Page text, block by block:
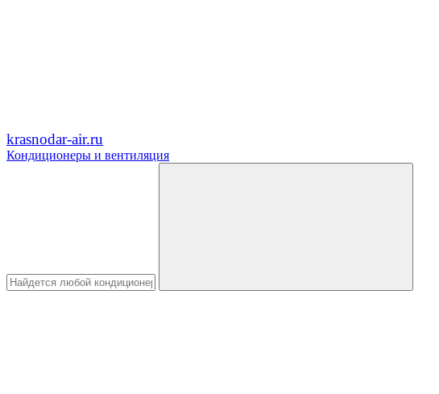
krasnodar-air.ru
Кондиционеры и вентиляция